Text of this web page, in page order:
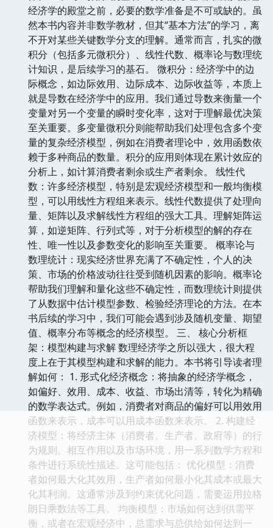
经济学的殿堂之前，必要的数学准备是不可或缺的。虽
然本书内容并非数学教材，但其“基本方法”的学习，离
不开对某些关键数学分支的理解。通常而言，扎实的微
积分（包括多元微积分）、线性代数、概率论与数理统
计知识，是后续学习的基石。 微积分：经济学中的边
际概念，如边际效用、边际成本、边际收益等，本质上
就是导数在经济学中的应用。我们通过导数来衡量一个
变量对另一个变量的瞬时变化率，这对于理解最优决策
至关重要。多变量微积分则能帮助我们处理包含多个变
量的复杂经济模型，例如在消费者理论中，效用函数依
赖于多种商品的数量。积分的应用则体现在累计效应的
分析上，如计算消费者剩余或生产者剩余。 线性代
数：许多经济模型，特别是宏观经济模型和一般均衡模
型，可以用线性方程组来表示。线性代数提供了处理向
量、矩阵以及求解线性方程组的强大工具。理解矩阵运
算，如逆矩阵、行列式等，对于分析模型的解的存在
性、唯一性以及参数变化的影响至关重要。 概率论与
数理统计：现实经济世界充满了不确定性，个人的决
策、市场的价格波动往往受到随机因素的影响。概率论
帮助我们理解和量化这些不确定性，而数理统计则提供
了从数据中估计模型参数、检验经济理论的方法。在本
书后续的学习中，我们可能会遇到涉及随机变量、期望
值、概率分布等概念的经济模型。 三、 核心分析框
架：模型构建与求解 数理经济学之所以强大，很大程
度上在于其模型构建和求解的能力。本书将引导读者理
解如何： 1. 形式化经济概念：将抽象的经济学概念，
如偏好、效用、成本、收益、市场出清等，转化为精确
的数学表达式。例如，消费者对商品的偏好可以用效用
函数来表示，成本可以用成本函数来表示。 2. 构建经
济模型：将经济主体（消费者、生产者、政府等）的行
为规则、相互作用以及市场环境，用一系列数学方程和
条件进行系统性描述。这可能包括： 优化模型：消费
者如何最大化其效用，生产者如何最小化其成本或最大
化其利润。这通常涉及到约束优化问题，需要运用拉格
朗日乘数法等工具。 均衡模型：市场如何达到供需平
衡，或者在宏观经济中，总需求与总供给如何达到一